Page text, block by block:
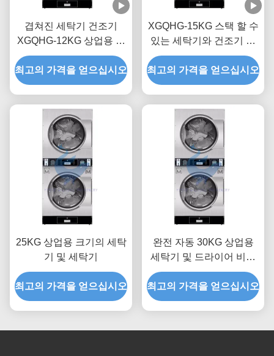
겹쳐진 세탁기 건조기
XGQHG-12KG 상업용 세
탁기 건조기 52rpm
최고의 가격을 얻으십시오
XGQHG-15KG 스택 할 수
있는 세탁기와 건조기 상
업용 세탁기 건조기
최고의 가격을 얻으십시오
25KG 상업용 크기의 세탁
기 및 세탁기
최고의 가격을 얻으십시오
완전 자동 30KG 상업용
세탁기 및 드라이어 비즈
니스
최고의 가격을 얻으십시오